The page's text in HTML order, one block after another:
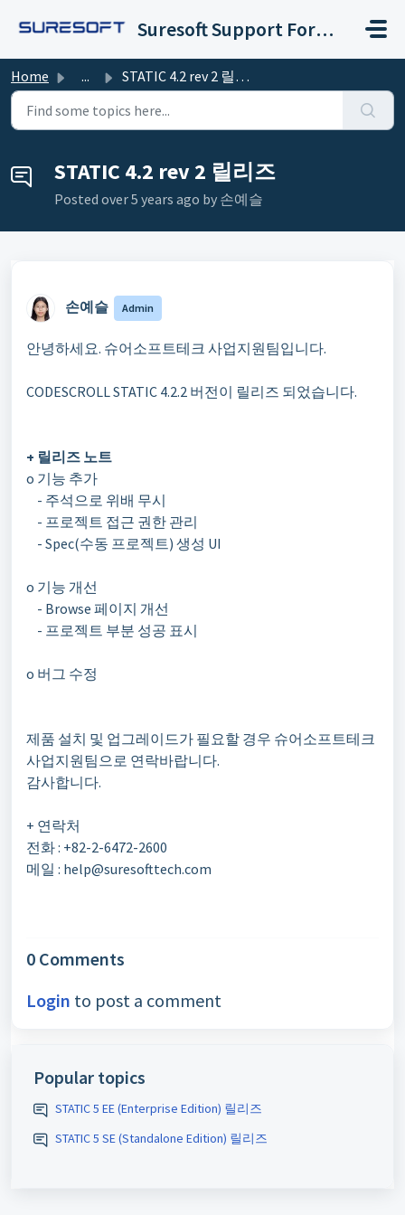
Suresoft Support Forum
Home ... STATIC 4.2 rev 2 릴리즈
STATIC 4.2 rev 2 릴리즈
Posted over 5 years ago by 손예슬 ㅤ
손예슬 ㅤ Admin
안녕하세요. 슈어소프트테크 사업지원팀입니다.
CODESCROLL STATIC 4.2.2 버전이 릴리즈 되었습니다.
+ 릴리즈 노트
o 기능 추가
- 주석으로 위배 무시
- 프로젝트 접근 권한 관리
- Spec(수동 프로젝트) 생성 UI
o 기능 개선
- Browse 페이지 개선
- 프로젝트 부분 성공 표시
o 버그 수정
제품 설치 및 업그레이드가 필요할 경우 슈어소프트테크
사업지원팀으로 연락바랍니다.
감사합니다.
+ 연락처
전화 : +82-2-6472-2600
메일 : help@suresofttech.com
0 Comments
Login to post a comment
Popular topics
STATIC 5 EE (Enterprise Edition) 릴리즈
STATIC 5 SE (Standalone Edition) 릴리즈